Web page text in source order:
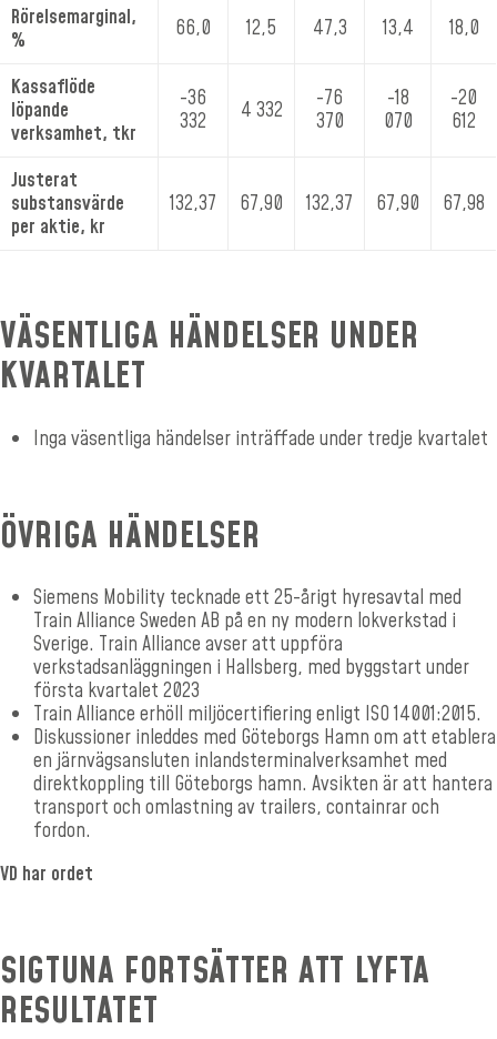
Rörelsemarginal,
%
66,0 12,5 47,3 13,4 18,0
Kassaflöde
löpande
verksamhet, tkr
-36
332
4 332
-76
370
-18
070
-20
612
Justerat
substansvärde
per aktie, kr
132,37 67,90 132,37 67,90 67,98
VÄSENTLIGA HÄNDELSER UNDER
KVARTALET
Inga väsentliga händelser inträffade under tredje kvartalet
ÖVRIGA HÄNDELSER
Siemens Mobility tecknade ett 25-årigt hyresavtal med
Train Alliance Sweden AB på en ny modern lokverkstad i
Sverige. Train Alliance avser att uppföra
verkstadsanläggningen i Hallsberg, med byggstart under
första kvartalet 2023
Train Alliance erhöll miljöcertifiering enligt ISO 14001:2015.
Diskussioner inleddes med Göteborgs Hamn om att etablera
en järnvägsansluten inlandsterminalverksamhet med
direktkoppling till Göteborgs hamn. Avsikten är att hantera
transport och omlastning av trailers, containrar och
fordon.
VD har ordet
SIGTUNA FORTSÄTTER ATT LYFTA
RESULTATET